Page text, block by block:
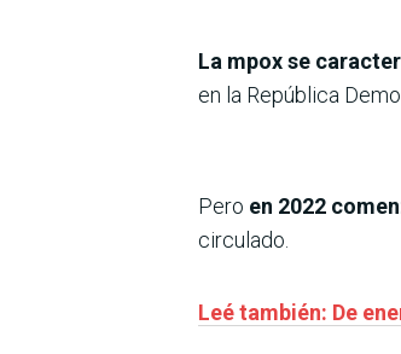
La mpox se
en la República
Pero en 2022
circulado.
Leé también: De